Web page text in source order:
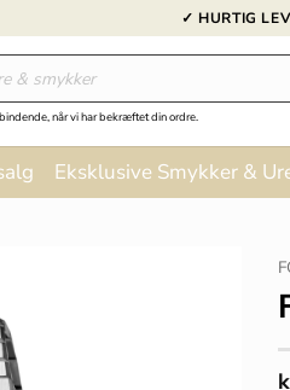
✓ HURTIG
når vi har bekræftet din ordre.
Eksklusive Smykker &